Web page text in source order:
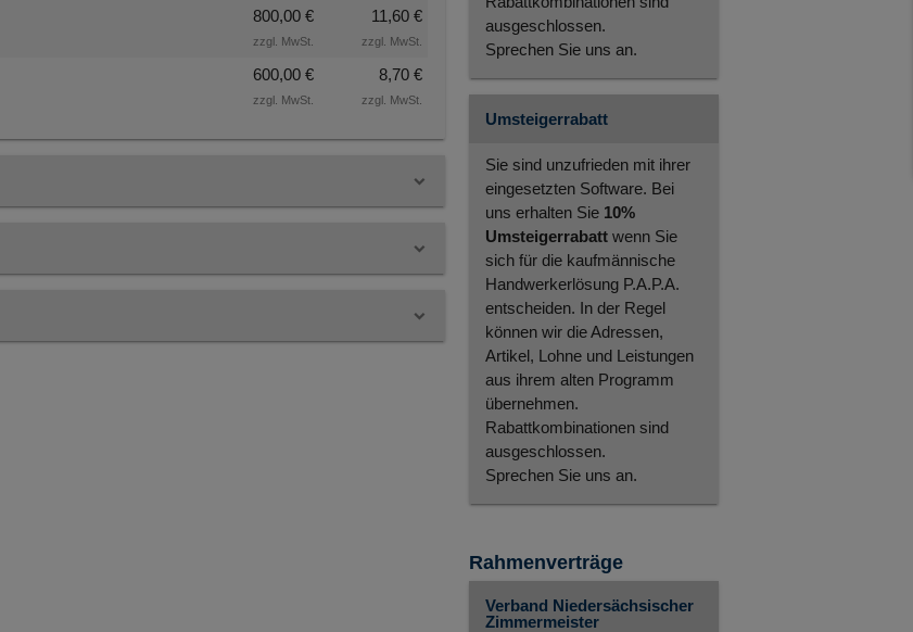
800,00 €
zzgl. MwSt.
11,60 €
zzgl. MwSt.
600,00 €
zzgl. MwSt.
8,70 €
zzgl. MwSt.
ausgeschlossen.
Sprechen Sie uns an.
Umsteigerrabatt
Sie sind unzufrieden mit ihrer
eingesetzten Software. Bei
uns erhalten Sie 10%
Umsteigerrabatt wenn Sie
sich für die kaufmännische
Handwerkerlösung P.A.P.A.
entscheiden. In der Regel
können wir die Adressen,
Artikel, Lohne und Leistungen
aus ihrem alten Programm
übernehmen.
Rabattkombinationen sind
ausgeschlossen.
Sprechen Sie uns an.
Rahmenverträge
Verband Niedersächsischer
Zimmermeister